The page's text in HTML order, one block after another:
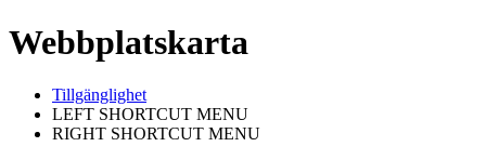
Webbplatskarta
Tillgänglighet
LEFT SHORTCUT MENU
RIGHT SHORTCUT MENU